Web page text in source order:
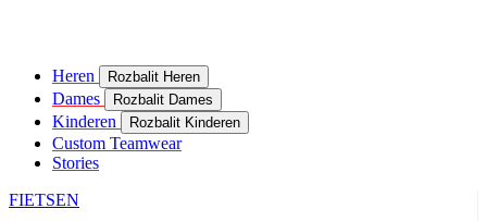
Heren Rozbalit Heren
Dames Rozbalit Dames
Kinderen Rozbalit Kinderen
Custom Teamwear
Stories
FIETSEN